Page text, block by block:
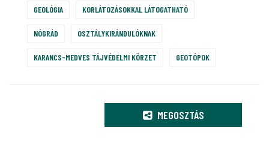
GEOLÓGIA KORLÁTOZÁSOKKAL LÁTOGATHATÓ
NÓGRÁD OSZTÁLYKIRÁNDULÓKNAK
KARANCS-MEDVES TÁJVÉDELMI KÖRZET GEOTÓPOK
MEGOSZTÁS